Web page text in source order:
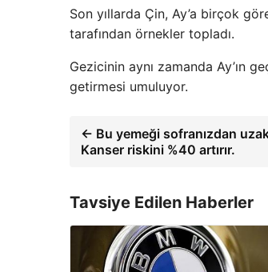
Son yıllarda Çin, Ay’a birçok
tarafından örnekler topladı.
Gezicinin aynı zamanda Ay’ın
getirmesi umuluyor.
← Bu yemeği sofranızdan
Kanser riskini %40 artırır.
Tavsiye Edilen Haberler